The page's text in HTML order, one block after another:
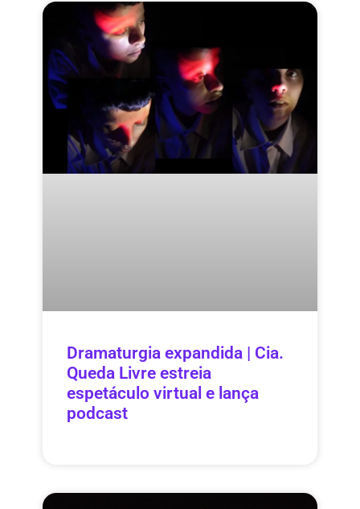
Dramaturgia expandida | Cia.
Queda Livre estreia
espetáculo virtual e lança
podcast